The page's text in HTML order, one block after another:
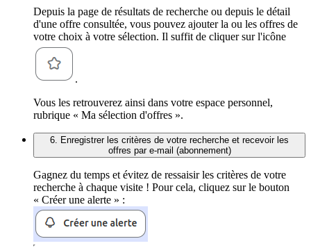
Depuis la page de résultats de recherche ou depuis le détail
d'une offre consultée, vous pouvez ajouter la ou les offres de
votre choix à votre sélection. Il suffit de cliquer sur l'icône
.
Vous les retrouverez ainsi dans votre espace personnel,
rubrique « Ma sélection d'offres ».
6. Enregistrer les critères de votre recherche et recevoir les
offres par e-mail (abonnement)
Gagnez du temps et évitez de ressaisir les critères de votre
recherche à chaque visite ! Pour cela, cliquez sur le bouton
« Créer une alerte » :